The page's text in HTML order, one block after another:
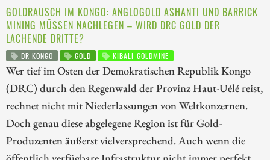
GOLDRAUSCH IM KONGO: ANGLOGOLD ASHANTI UND BARRICK
MINING MÜSSEN NACHLEGEN – WIRD DRC GOLD DER
LACHENDE DRITTE?
DR KONGO GOLD KIBALI-GOLDMINE
Wer tief im Osten der Demokratischen Republik Kongo
(DRC) durch den Regenwald der Provinz Haut-Uélé reist,
rechnet nicht mit Niederlassungen von Weltkonzernen.
Doch genau diese abgelegene Region ist für Gold-
Produzenten äußerst vielversprechend. Auch wenn die